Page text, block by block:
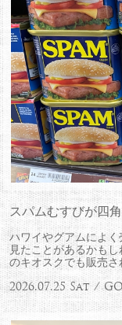
スパムむすびが四
ハワイやグアムによ
見たことがあるかも
のキオスクでも販売
2026.07.25 Sat /